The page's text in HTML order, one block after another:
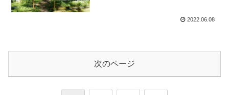
2022.06.08
次のページ